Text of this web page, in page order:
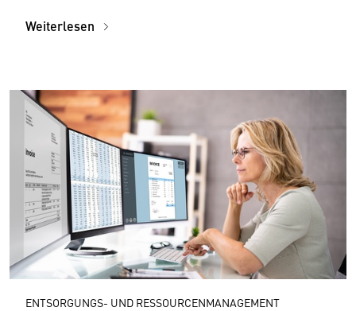
Weiterlesen
ENTSORGUNGS- UND RESSOURCENMANAGEMENT